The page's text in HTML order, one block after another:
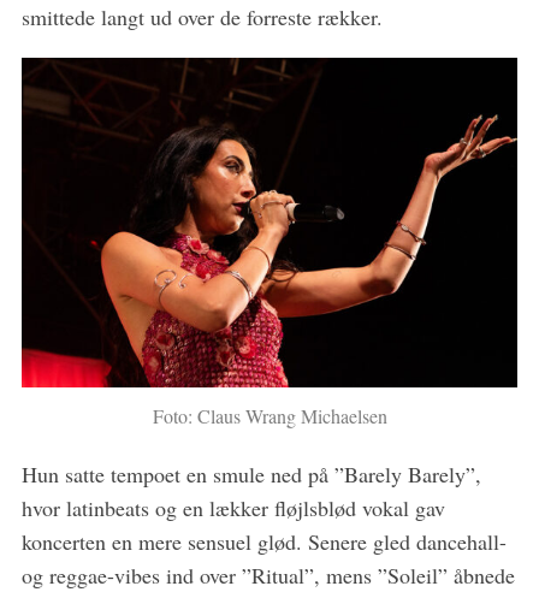
smittede langt ud over de forreste rækker.
Foto: Claus Wrang Michaelsen
Hun satte tempoet en smule ned på ”Barely Barely”,
hvor latinbeats og en lækker fløjlsblød vokal gav
koncerten en mere sensuel glød. Senere gled dancehall-
og reggae-vibes ind over ”Ritual”, mens ”Soleil” åbnede
e
a
r
o
: